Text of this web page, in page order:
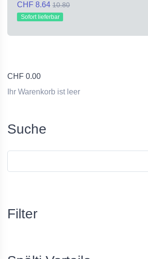
CHF 8.64 10.80
Sofort lieferbar
CHF 0.00
Ihr Warenkorb ist leer
Suche
Filter